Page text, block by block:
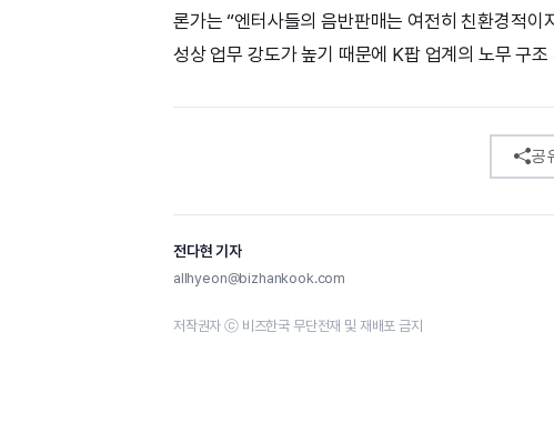
론가는 “엔터사들의 음반판매는 여전히 친환경적
성상 업무 강도가 높기 때문에 K팝 업계의 노무 구
공
전다현 기자
allhyeon@bizhankook.com
저작권자 ⓒ 비즈한국 무단전재 및 재배포 금지